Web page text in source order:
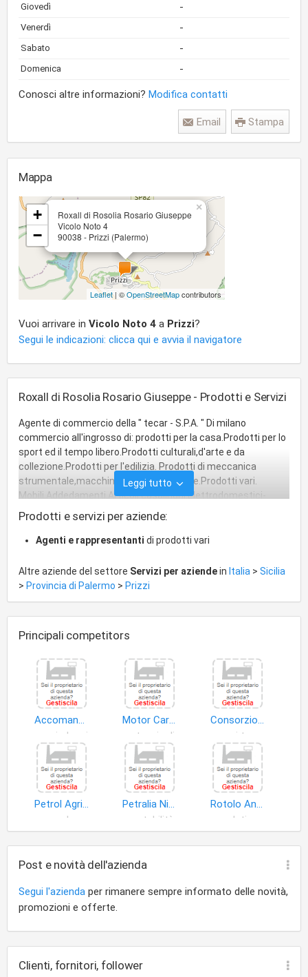
Giovedì -
Venerdì -
Sabato -
Domenica -
Conosci altre informazioni? Modifica contatti
Stampa
Email
Mappa
Roxall di Rosolia Rosario Giuseppe
Vicolo Noto 4
90038 - Prizzi (Palermo)
×
+
−
Leaflet| ©OpenStreetMapcontributors
Vuoi arrivare in Vicolo Noto 4 a Prizzi?
Segui le indicazioni: clicca qui e avvia il navigatore
Roxall di Rosolia Rosario Giuseppe - Prodotti e Servizi
Agente di commercio della " tecar - S.P.A. " Di milano
commercio all'ingrosso di: prodotti per la casa.Prodotti per lo
sport ed il tempo libero.Prodotti culturali,d'arte e da
collezione.Prodotti per l'edilizia. Prodotti di meccanica
strumentale,macchinari ed attrezzature.Prodotti vari.
Mobili.Addedamenti.Articoli casalinghi.Elettrodomestici-
Accessori e ricambi. Apparecchi radio e televisiviaccessori e
ricambi.Materiale elettrico.Libri e pubblicazioni in genere -
Audiovisivi.
Leggi tutto
Prodotti e servizi per aziende:
Agenti e rappresentanti di prodotti vari
Altre aziende del settore Servizi per aziendein Italia > Sicilia
> Provincia di Palermo > Prizzi
Principali competitors
Accomando Giorgio
semi oleosi
Motor Car Ferruzza di Leto Maria Carmela
autoveicoli
Consorzio Revisioni Auto Prizzi
Petrol Agricoltura S.r.l
gpl
Petralia Nicola
contabilità
Rotolo Antonino
dati
Post e novità dell'azienda
Segui l'azienda per rimanere sempre informato delle novità,
promozioni e offerte.
Clienti, fornitori, follower